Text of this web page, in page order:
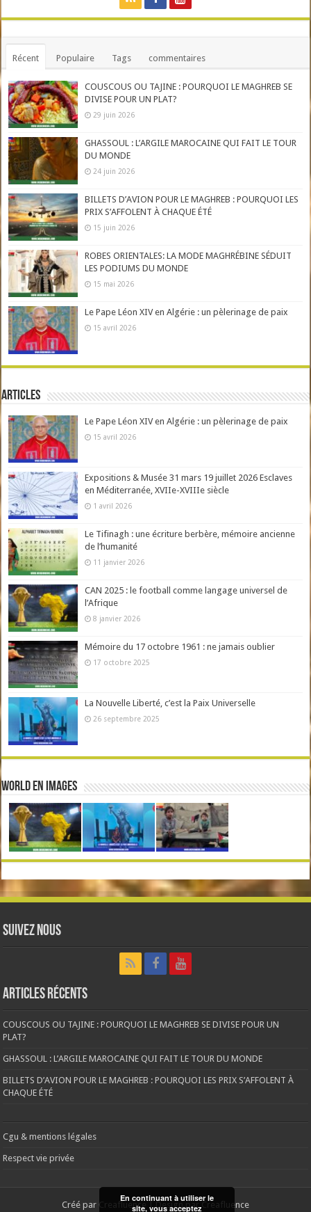
Récent Populaire Tags commentaires
COUSCOUS OU TAJINE : POURQUOI LE MAGHREB SE
DIVISE POUR UN PLAT?
29 juin 2026
GHASSOUL : L’ARGILE MAROCAINE QUI FAIT LE TOUR
DU MONDE
24 juin 2026
BILLETS D’AVION POUR LE MAGHREB : POURQUOI LES
PRIX S’AFFOLENT À CHAQUE ÉTÉ
15 juin 2026
ROBES ORIENTALES: LA MODE MAGHRÉBINE SÉDUIT
LES PODIUMS DU MONDE
15 mai 2026
Le Pape Léon XIV en Algérie : un pèlerinage de paix
15 avril 2026
Articles
Le Pape Léon XIV en Algérie : un pèlerinage de paix
15 avril 2026
Expositions & Musée 31 mars 19 juillet 2026 Esclaves
en Méditerranée, XVIIe-XVIIIe siècle
1 avril 2026
Le Tifinagh : une écriture berbère, mémoire ancienne
de l’humanité
11 janvier 2026
CAN 2025 : le football comme langage universel de
l’Afrique
8 janvier 2026
Mémoire du 17 octobre 1961 : ne jamais oublier
17 octobre 2025
La Nouvelle Liberté, c’est la Paix Universelle
26 septembre 2025
World en Images
Suivez nous
Articles récents
COUSCOUS OU TAJINE : POURQUOI LE MAGHREB SE DIVISE POUR UN
PLAT?
GHASSOUL : L’ARGILE MAROCAINE QUI FAIT LE TOUR DU MONDE
BILLETS D’AVION POUR LE MAGHREB : POURQUOI LES PRIX S’AFFOLENT À
CHAQUE ÉTÉ
Cgu & mentions légales
Respect vie privée
Créé par Creafluence | Design par Creafluence
En continuant à utiliser le
site, vous acceptez